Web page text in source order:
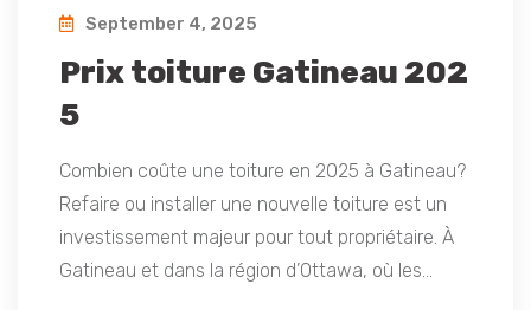
September 4, 2025
Prix toiture Gatineau 202
5
Combien coûte une toiture en 2025 à Gatineau?
Refaire ou installer une nouvelle toiture est un
investissement majeur pour tout propriétaire. À
Gatineau et dans la région d’Ottawa, où les…